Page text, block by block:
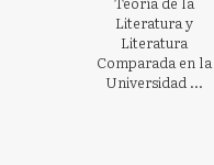
Literatura y
Literatura
Comparada en la
Universidad ...